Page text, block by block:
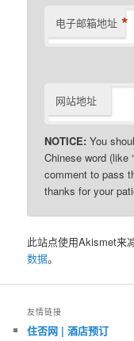
电子邮箱地址 *
网站地址
NOTICE: You
Chinese word (like
comment to pass
thanks for your
此站点使用Akismet来
数据。
友情链接
住否网 | 酒店预订